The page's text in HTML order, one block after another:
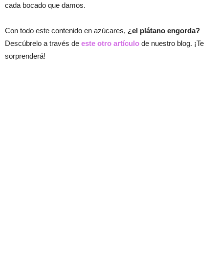
cada bocado que damos.
Con todo este contenido en azúcares, ¿el plátano engorda?
Descúbrelo a través de este otro artículo de nuestro blog. ¡Te
sorprenderá!